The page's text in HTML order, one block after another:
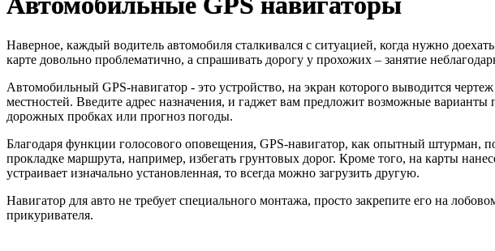
Наверное, каждый водитель автомобиля сталкивался с ситуацией, когда нужно
карте довольно проблематично, а спрашивать дорогу у прохожих – занятие
Автомобильный GPS-навигатор - это устройство, на экран которого выводится
местностей. Введите адрес назначения, и гаджет вам предложит возможные
дорожных пробках или прогноз погоды.
Благодаря функции голосового оповещения, GPS-навигатор, как опытный штурман,
прокладке маршрута, например, избегать грунтовых дорог. Кроме того, на карты
устраивает изначально установленная, то всегда можно загрузить другую.
Навигатор для авто не требует специального монтажа, просто закрепите его на
прикуривателя.